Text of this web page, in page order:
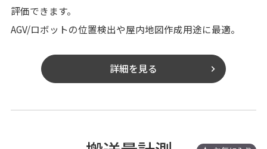
評価できます。
AGV/ロボットの位置検出や屋内地図作成用途に最適。
詳細を見る